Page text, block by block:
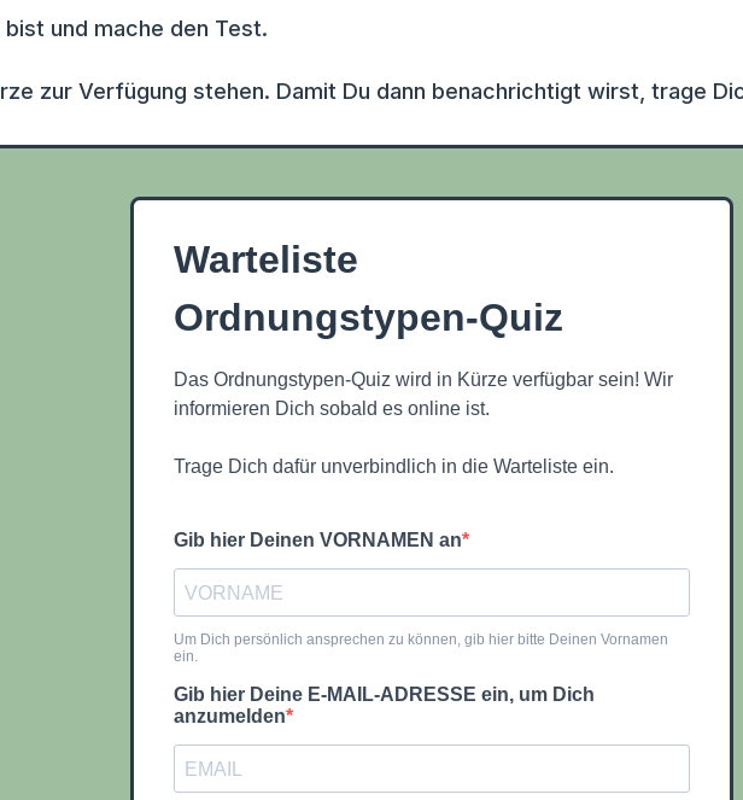
und mache den Test.
zur Verfügung stehen. Damit Du dann benachrichtigt wirst, trage